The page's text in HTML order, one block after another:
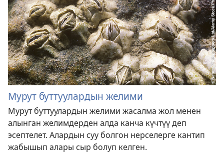
Мурут буттуулардын желими
Мурут буттуулардын желими жасалма жол менен
алынган желимдерден алда канча күчтүү деп
эсептелет. Алардын суу болгон нерселерге кантип
жабышып алары сыр болуп келген.